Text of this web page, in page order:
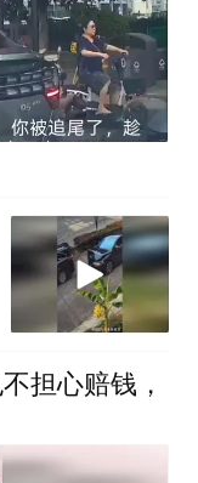
担心赔钱，